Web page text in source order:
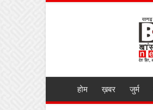
होम ख़बर जुर्म